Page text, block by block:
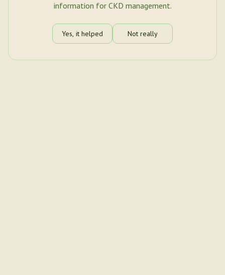
information for CKD management.
Yes, it helped Not really